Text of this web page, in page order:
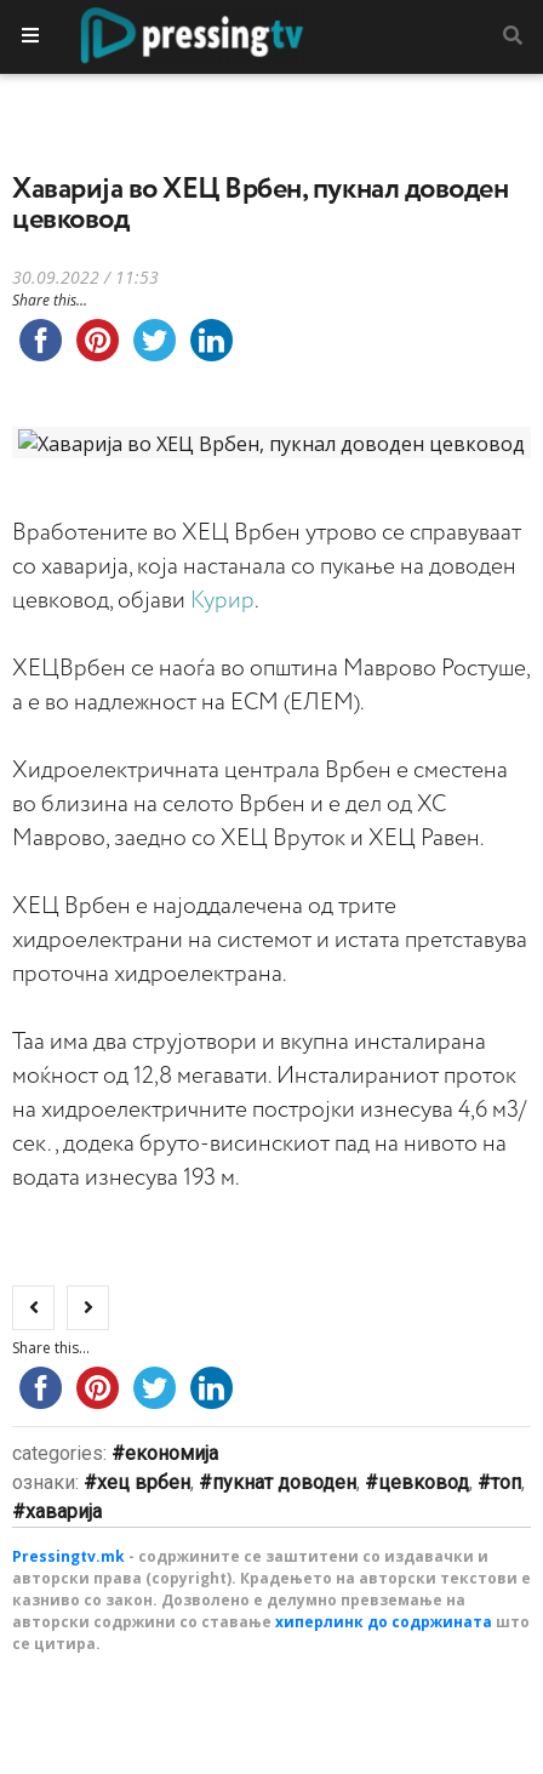
Хаварија во ХЕЦ Врбен, пукнал доводен
цевковод
30.09.2022 / 11:53
Share this...
Вработените во ХЕЦ Врбен утрово се справуваат
со хаварија, која настанала со пукање на доводен
цевковод, објави Курир.
ХЕЦВрбен се наоѓа во општина Маврово Ростуше,
а е во надлежност на ЕСМ (ЕЛЕМ).
Хидроелектричната централа Врбен е сместена
во близина на селото Врбен и е дел од ХС
Маврово, заедно со ХЕЦ Вруток и ХЕЦ Равен.
ХЕЦ Врбен е најоддалечена од трите
хидроелектрани на системот и истата претставува
проточна хидроелектрана.
Таа има два струјотвори и вкупна инсталирана
моќност од 12,8 мегавати. Инсталираниот проток
на хидроелектричните постројки изнесува 4,6 м3/
сек., додека бруто-висинскиот пад на нивото на
водата изнесува 193 м.
Share this...
categories:
економија
ознаки:
хец врбен, пукнат доводен, цевковод, топ,
хаварија
Pressingtv.mk - содржините се заштитени со издавачки и
авторски права (copyright). Крадењето на авторски текстови е
казниво со закон. Дозволено е делумно превземање на
авторски содржини со ставање хиперлинк до содржината што
се цитира.